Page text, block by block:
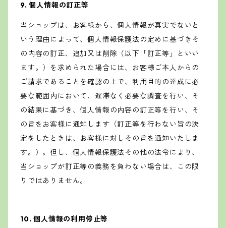
9. 個人情報の訂正等
当ショップは、お客様から、個人情報が真実でないと
いう理由によって、個人情報保護法の定めに基づきそ
の内容の訂正、追加又は削除（以下「訂正等」といい
ます。）を求められた場合には、お客様ご本人からの
ご請求であることを確認の上で、利用目的の達成に必
要な範囲内において、遅滞なく必要な調査を行い、そ
の結果に基づき、個人情報の内容の訂正等を行い、そ
の旨をお客様に通知します（訂正等を行わない旨の決
定をしたときは、お客様に対しその旨を通知いたしま
す。）。但し、個人情報保護法その他の法令により、
当ショップが訂正等の義務を負わない場合は、この限
りではありません。
10. 個人情報の利用停止等